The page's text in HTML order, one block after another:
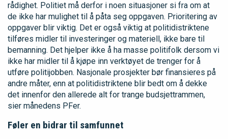
rådighet. Politiet må derfor i noen situasjoner si fra om at
de ikke har mulighet til å påta seg oppgaven. Prioritering av
oppgaver blir viktig. Det er også viktig at politidistriktene
tilføres midler til investeringer og materiell, ikke bare til
bemanning. Det hjelper ikke å ha masse politifolk dersom vi
ikke har midler til å kjøpe inn verktøyet de trenger for å
utføre politijobben. Nasjonale prosjekter bør finansieres på
andre måter, enn at politidistriktene blir bedt om å dekke
det innenfor den allerede alt for trange budsjettrammen,
sier månedens PFer.
Føler en bidrar til samfunnet